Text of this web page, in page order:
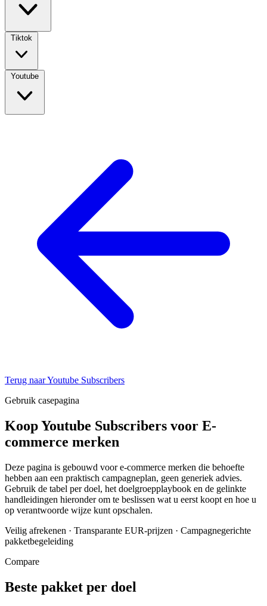
Tiktok
Youtube
Terug naar Youtube Subscribers
Gebruik casepagina
Koop Youtube Subscribers voor E-
commerce merken
Deze pagina is gebouwd voor e-commerce merken die behoefte
hebben aan een praktisch campagneplan, geen generiek advies.
Gebruik de tabel per doel, het doelgroepplaybook en de gelinkte
handleidingen hieronder om te beslissen wat u eerst koopt en hoe u
op verantwoorde wijze kunt opschalen.
Veilig afrekenen · Transparante EUR-prijzen · Campagnegerichte
pakketbegeleiding
Compare
Beste pakket per doel